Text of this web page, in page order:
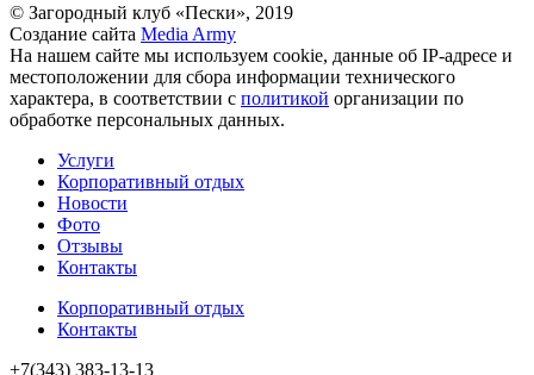
© Загородный клуб «Пески», 2019
Создание сайта Media Army
На нашем сайте мы используем cookie, данные об IP-адресе и
местоположении для сбора информации технического
характера, в соответствии с политикой организации по
обработке персональных данных.
Услуги
Корпоративный отдых
Новости
Фото
Отзывы
Контакты
Корпоративный отдых
Контакты
+7(343) 383-13-13